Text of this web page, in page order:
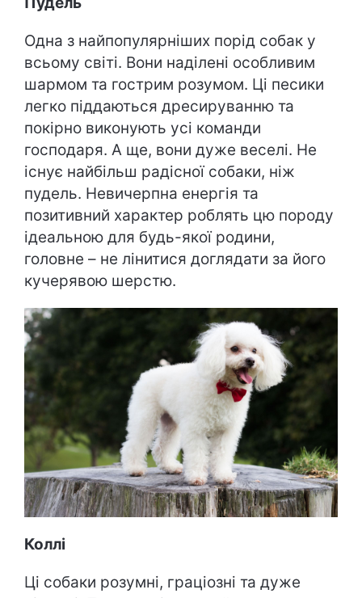
Одна з найпопулярніших порід собак у
всьому світі. Вони наділені особливим
шармом та гострим розумом. Ці песики
легко піддаються дресируванню та
покірно виконують усі команди
господаря. А ще, вони дуже веселі. Не
існує найбільш радісної собаки, ніж
пудель. Невичерпна енергія та
позитивний характер роблять цю породу
ідеальною для будь-якої родини,
головне – не лінитися доглядати за його
кучерявою шерстю.
Коллі
Ці собаки розумні, граціозні та дуже